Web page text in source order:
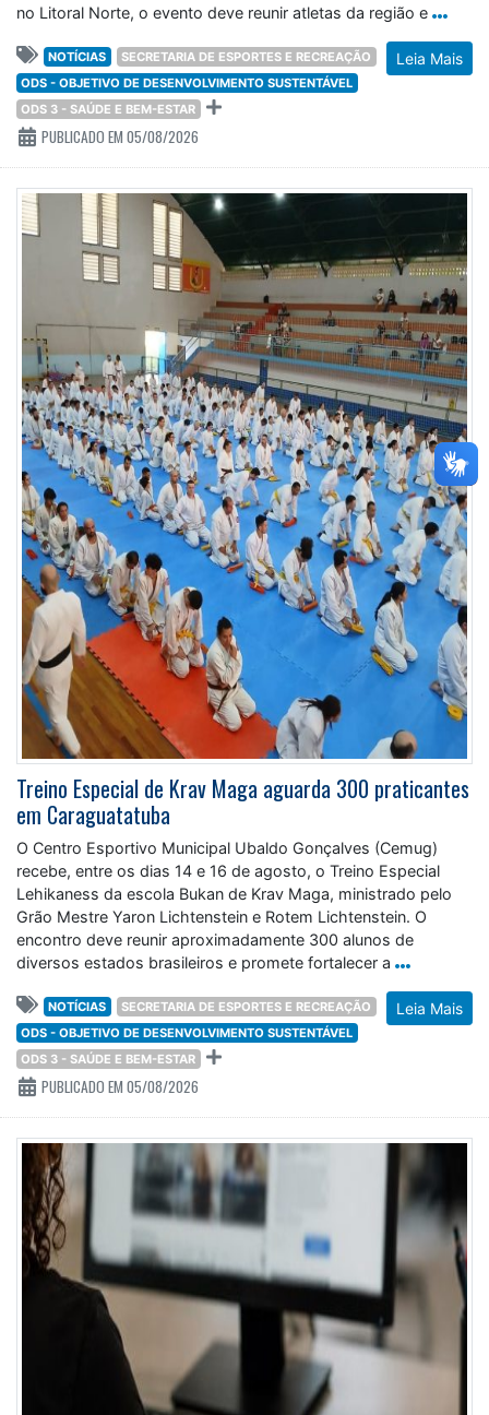
no Litoral Norte, o evento deve reunir atletas da região e
Leia Mais
NOTÍCIAS
SECRETARIA DE ESPORTES E RECREAÇÃO
ODS - OBJETIVO DE DESENVOLVIMENTO SUSTENTÁVEL
ODS 3 - SAÚDE E BEM-ESTAR
PUBLICADO EM 05/08/2026
Treino Especial de Krav Maga aguarda 300 praticantes
em Caraguatatuba
O Centro Esportivo Municipal Ubaldo Gonçalves (Cemug)
recebe, entre os dias 14 e 16 de agosto, o Treino Especial
Lehikaness da escola Bukan de Krav Maga, ministrado pelo
Grão Mestre Yaron Lichtenstein e Rotem Lichtenstein. O
encontro deve reunir aproximadamente 300 alunos de
diversos estados brasileiros e promete fortalecer a
Leia Mais
NOTÍCIAS
SECRETARIA DE ESPORTES E RECREAÇÃO
ODS - OBJETIVO DE DESENVOLVIMENTO SUSTENTÁVEL
ODS 3 - SAÚDE E BEM-ESTAR
PUBLICADO EM 05/08/2026